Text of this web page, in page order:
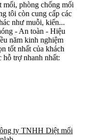
phòng chống mối
tôi còn cung cấp các
như muỗi, kiến...
- An toàn - Hiệu
năm kinh nghiệm
tốt nhất của khách
trợ nhanh nhất:
ty TNHH Diệt mối